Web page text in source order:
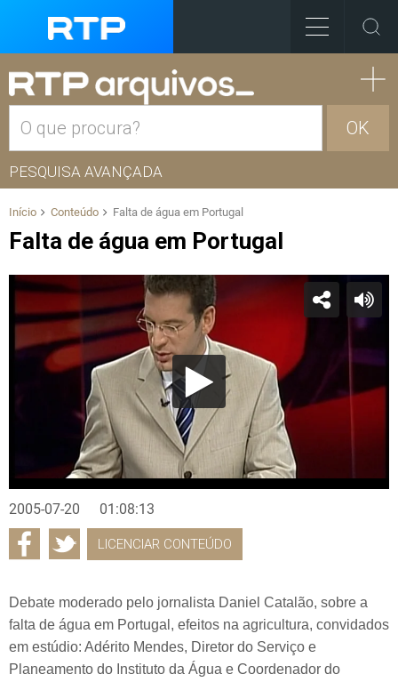
OK
PESQUISA AVANÇADA
Início Conteúdo Falta de água em Portugal
Falta de água em Portugal
2005-07-20 01:08:13
LICENCIAR CONTEÚDO
Debate moderado pelo jornalista Daniel Catalão, sobre a
falta de água em Portugal, efeitos na agricultura, convidados
em estúdio: Adérito Mendes, Diretor do Serviço e
Planeamento do Instituto da Água e Coordenador do